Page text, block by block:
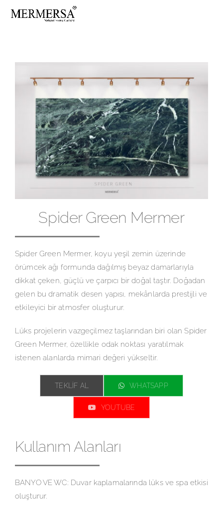
Spider Green Mermer
Spider Green Mermer, koyu yeşil zemin üzerinde
örümcek ağı formunda dağılmış beyaz damarlarıyla
dikkat çeken, güçlü ve çarpıcı bir doğal taştır. Doğadan
gelen bu dramatik desen yapısı, mekânlarda prestijli ve
etkileyici bir atmosfer oluşturur.
Lüks projelerin vazgeçilmez taşlarından biri olan Spider
Green Mermer, özellikle odak noktası yaratılmak
istenen alanlarda mimari değeri yükseltir.
TEKLIF AL WHATSAPP
YOUTUBE
Kullanım Alanları
BANYO VE WC: Duvar kaplamalarında lüks ve spa etkisi
oluşturur.